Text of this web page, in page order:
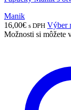
Manik
16,00€ s DPH Výber
Možnosti si môžete